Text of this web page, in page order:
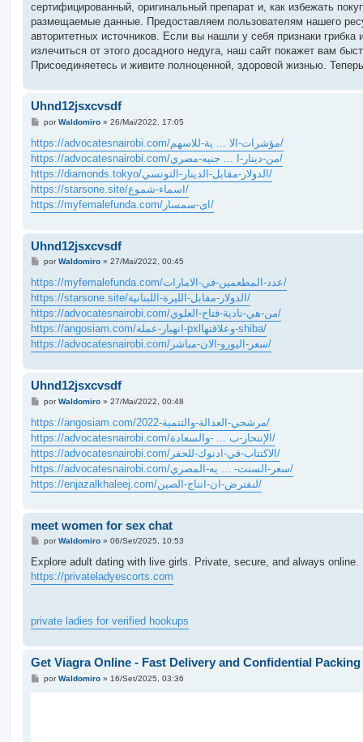
сертифицированный, оригинальный препарат и, как избежать
размещаемые данные. Предоставляем пользователям нашего
авторитетных источников. Если вы нашли у себя признаки грибка
излечиться от этого досадного недуга, наш сайт покажет вам
Присоединяетесь и живите полноценной, здоровой жизнью.
Uhnd12jsxcvsdf
M
n
s
a
g
e
m
porWaldomiro» 26/Mai/2022, 17:05
https://advocatesnairobi.com/مؤشرات-الا ... ية-للاسهم/
https://advocatesnairobi.com/من-دينار-ا ... جنيه-مصري/
https://diamonds.tokyo/الدولار-مقابل-الدينار-التونسي/
https://starsone.site/اسماء-شموع/
https://myfemalefunda.com/اى-سمسار/
Uhnd12jsxcvsdf
M
n
s
a
g
e
m
porWaldomiro» 27/Mai/2022, 00:45
https://myfemalefunda.com/عدد-المطعمين-في-الامارات/
https://starsone.site/الدولار-مقابل-الليرة-اللبنانية/
https://advocatesnairobi.com/من-هي-نادية-فتاح-العلوي/
https://angosiam.com/انهيار-عملة-pxlوعلاقتها-shiba/
https://advocatesnairobi.com/سعر-اليورو-الان-مباشر/
Uhnd12jsxcvsdf
M
n
s
a
g
e
m
porWaldomiro» 27/Mai/2022, 00:48
https://angosiam.com/مرشحي-العدالة-والتنمية-2022/
https://advocatesnairobi.com/الإنتحار-ب ... -والسعادة/
https://advocatesnairobi.com/الاكتتاب-في-ادنوك-للحفر/
https://advocatesnairobi.com/سعر-السنت- ... يه-المصري/
https://enjazalkhaleej.com/لنفترض-ان-انتاج-الصين/
meet women for sex chat
M
n
s
a
porWaldomiro» 06/Set/2025, 10:53
Explore adult dating with live girls. Private, secure, and always online.
https://privateladyescorts.com
private ladies for verified hookups
Get Viagra Online - Fast Delivery and Confidential Packing
MporWaldomiro» 16/Set/2025, 03:36